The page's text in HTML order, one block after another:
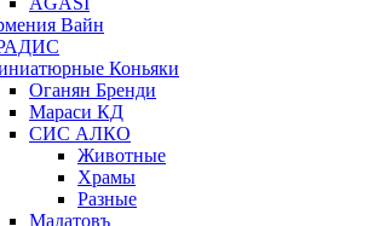
Вайн
Коньяки
Оганян Бренди
Мараси КД
СИС АЛКО
Животные
Храмы
Разные
Мадатовъ